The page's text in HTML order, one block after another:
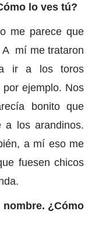
lo ves tú?
me parece que
A mí me trataron
ir a los toros
ejemplo. Nos
bonito que
a los arandinos.
a mí eso me
fuesen chicos
¿Cómo